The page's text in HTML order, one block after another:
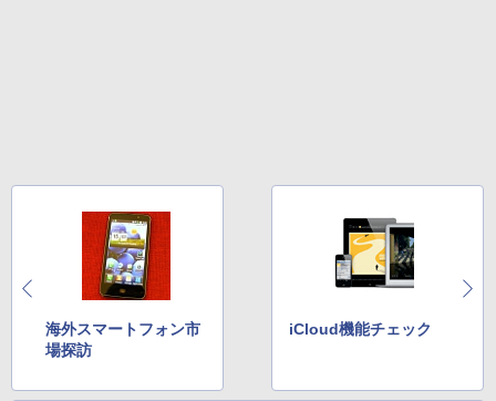
海外スマートフォン市
場探訪
iCloud機能チェック